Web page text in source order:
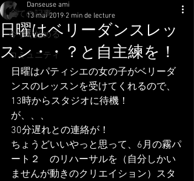
全ての記事
今すぐ始める
コミュニティ
日曜はベリーダンスレッ
スン・・？と自主練を！
Danseuse ami
13 mai 2019 2 min de lecture
日曜はパティシエの女の子がベリーダ
ンスのレッスンを受けてくれるので、
13時からスタジオに待機！
が、、、
30分遅れとの連絡が！
ちょうどいいやっと思って、6月の霧パ
ート２　のリハーサルを（自分しかい
ませんが動きのクリエイション）スタ